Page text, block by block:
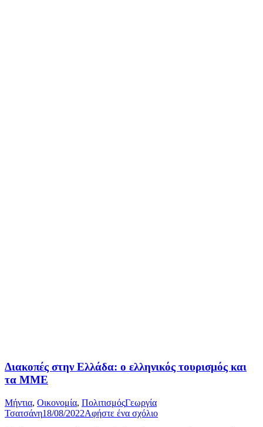
Διακοπές στην Ελλάδα: ο ελληνικός τουρισμός και
τα ΜΜΕ
Μήντια, Οικονομία, ΠολιτισμόςΓεωργία
Τσατσάνη18/08/2022Αφήστε ένα σχόλιο